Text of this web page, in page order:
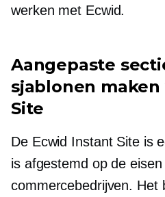
werken met Ecwid.
Aangepaste
sjablonen
Site
De Ecwid Instant Site is
is afgestemd op de
commercebedrijven. Het